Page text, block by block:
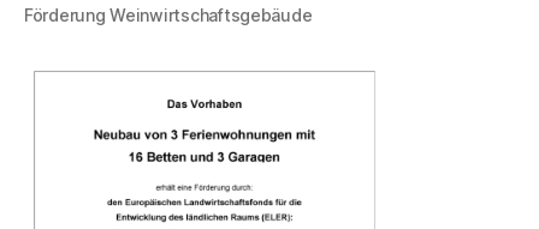
Förderung Weinwirtschaftsgebäude